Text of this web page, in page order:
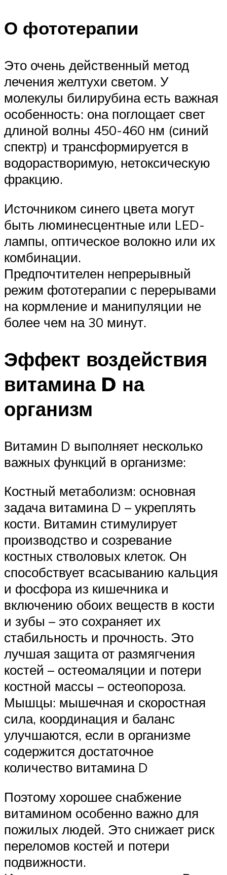
О фототерапии
Это очень действенный метод
лечения желтухи светом. У
молекулы билирубина есть важная
особенность: она поглощает свет
длиной волны 450-460 нм (синий
спектр) и трансформируется в
водорастворимую, нетоксическую
фракцию.
Источником синего цвета могут
быть люминесцентные или LED-
лампы, оптическое волокно или их
комбинации.
Предпочтителен непрерывный
режим фототерапии с перерывами
на кормление и манипуляции не
более чем на 30 минут.
Эффект воздействия
витамина D на
организм
Витамин D выполняет несколько
важных функций в организме:
Костный метаболизм: основная
задача витамина D – укреплять
кости. Витамин стимулирует
производство и созревание
костных стволовых клеток. Он
способствует всасыванию кальция
и фосфора из кишечника и
включению обоих веществ в кости
и зубы – это сохраняет их
стабильность и прочность. Это
лучшая защита от размягчения
костей – остеомаляции и потери
костной массы – остеопороза.
Мышцы: мышечная и скоростная
сила, координация и баланс
улучшаются, если в организме
содержится достаточное
количество витамина D
Поэтому хорошее снабжение
витамином особенно важно для
пожилых людей. Это снижает риск
переломов костей и потери
подвижности.